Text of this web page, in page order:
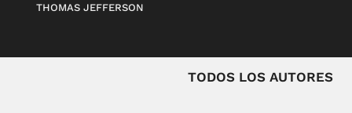
THOMAS JEFFERSON
TODOS LOS AUTORES